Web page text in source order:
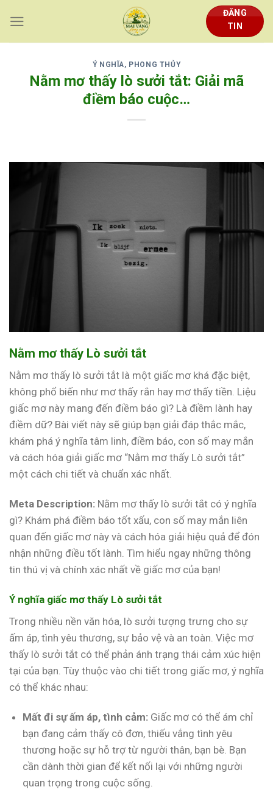
content
ĐĂNG
TIN
Ý NGHĨA, PHONG THỦY
Nằm mơ thấy lò sưởi tắt: Giải mã
điềm báo cuộc…
Nằm mơ thấy Lò sưởi tắt
Nằm mơ thấy lò sưởi tắt là một giấc mơ khá đặc biệt,
không phổ biến như mơ thấy rắn hay mơ thấy tiền. Liệu
giấc mơ này mang đến điềm báo gì? Là điềm lành hay
điềm dữ? Bài viết này sẽ giúp bạn giải đáp thắc mắc,
khám phá ý nghĩa tâm linh, điềm báo, con số may mắn
và cách hóa giải giấc mơ “Nằm mơ thấy Lò sưởi tắt”
một cách chi tiết và chuẩn xác nhất.
Meta Description: Nằm mơ thấy lò sưởi tắt có ý nghĩa
gì? Khám phá điềm báo tốt xấu, con số may mắn liên
quan đến giấc mơ này và cách hóa giải hiệu quả để đón
nhận những điều tốt lành. Tìm hiểu ngay những thông
tin thú vị và chính xác nhất về giấc mơ của bạn!
Ý nghĩa giấc mơ thấy Lò sưởi tắt
Trong nhiều nền văn hóa, lò sưởi tượng trưng cho sự
ấm áp, tình yêu thương, sự bảo vệ và an toàn. Việc mơ
thấy lò sưởi tắt có thể phản ánh trạng thái cảm xúc hiện
tại của bạn. Tùy thuộc vào chi tiết trong giấc mơ, ý nghĩa
có thể khác nhau:
Mất đi sự ấm áp, tình cảm: Giấc mơ có thể ám chỉ
bạn đang cảm thấy cô đơn, thiếu vắng tình yêu
thương hoặc sự hỗ trợ từ người thân, bạn bè. Bạn
cần dành thời gian để kết nối lại với những người
quan trọng trong cuộc sống.